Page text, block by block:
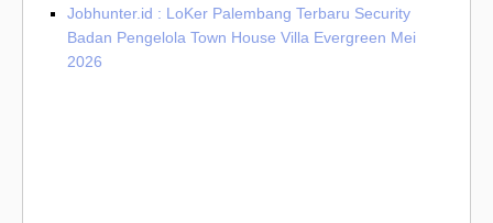
Jobhunter.id : LoKer Palembang Terbaru Security
Badan Pengelola Town House Villa Evergreen Mei
2026